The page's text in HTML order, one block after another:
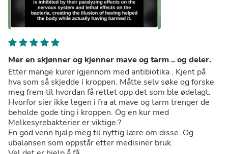
Mer en skjønner og kjenner mave og tarm .. og deler.
Etter mange kurer igjennom med antibiotika . Kjent på
hva som så skjedde i kroppen. Måtte selv søke og forske
meg frem til hvordan få rettet opp det som ble ødelagt.
Hvorfor sier ikke legen i fra at mave og tarm trenger de
beholde gode ting i kroppen. Og en kur med
Melkesyrebakterier er viktige.?
En god venn hjalp meg til nyttig lære om disse. Og
ubalansen som oppstår etter medisiner bruk.